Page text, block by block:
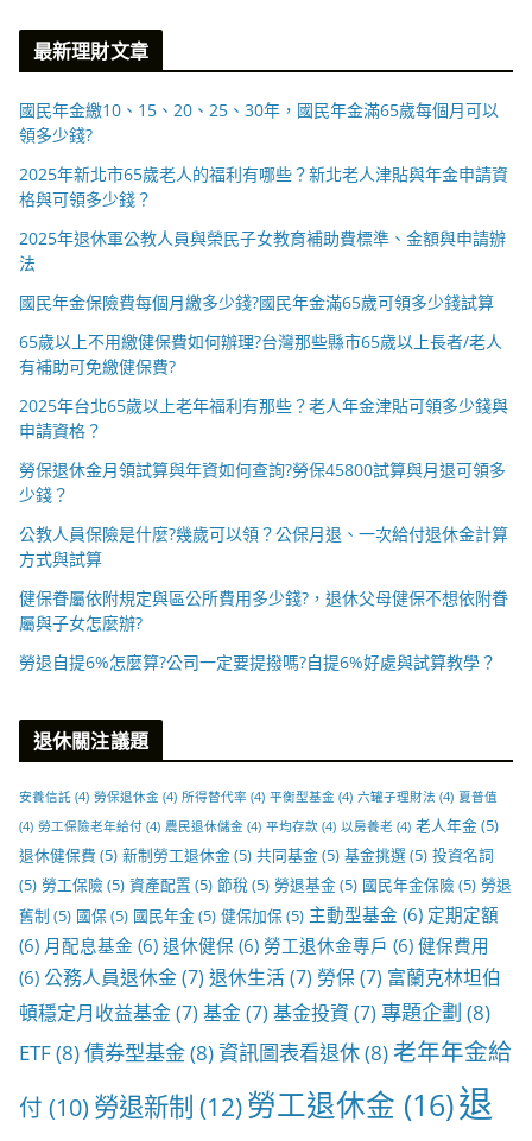
最新理財文章
國民年金繳10、15、20、25、30年，國民年金滿65歲每個月可以
領多少錢?
2025年新北市65歲老人的福利有哪些？新北老人津貼與年金申請資
格與可領多少錢？
2025年退休軍公教人員與榮民子女教育補助費標準、金額與申請辦
法
國民年金保險費每個月繳多少錢?國民年金滿65歲可領多少錢試算
65歲以上不用繳健保費如何辦理?台灣那些縣市65歲以上長者/老人
有補助可免繳健保費?
2025年台北65歲以上老年福利有那些？老人年金津貼可領多少錢與
申請資格？
勞保退休金月領試算與年資如何查詢?勞保45800試算與月退可領多
少錢？
公教人員保險是什麼?幾歲可以領？公保月退、一次給付退休金計算
方式與試算
健保眷屬依附規定與區公所費用多少錢?，退休父母健保不想依附眷
屬與子女怎麼辦?
勞退自提6%怎麼算?公司一定要提撥嗎?自提6%好處與試算教學？
退休關注議題
安養信託 (4) 勞保退休金 (4) 所得替代率 (4) 平衡型基金 (4) 六罐子理財法 (4) 夏普值
(4) 勞工保險老年給付 (4) 農民退休儲金 (4) 平均存款 (4) 以房養老 (4) 老人年金(5)
退休健保費 (5) 新制勞工退休金(5) 共同基金(5) 基金挑選 (5) 投資名詞
(5) 勞工保險 (5) 資產配置 (5) 節稅 (5) 勞退基金(5) 國民年金保險 (5) 勞退
舊制 (5) 國保(5) 國民年金(5) 健保加保(5) 主動型基金 (6) 定期定額
(6) 月配息基金 (6) 退休健保 (6) 勞工退休金專戶 (6) 健保費用
(6) 公務人員退休金(7) 退休生活(7) 勞保(7) 富蘭克林坦伯
頓穩定月收益基金(7) 基金(7) 基金投資 (7) 專題企劃 (8)
ETF(8)債券型基金(8)資訊圖表看退休(8)老年年金給
付 (10) 勞退新制 (12)勞工退休金 (16)退